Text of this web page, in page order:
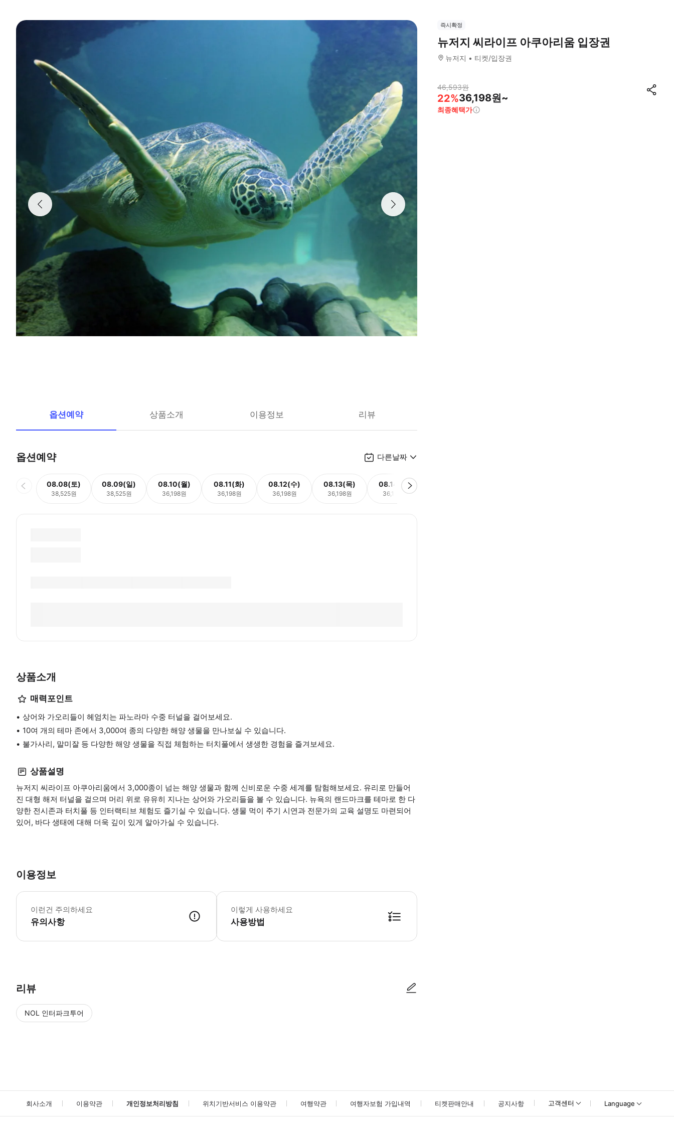
옵션예약 상품소개 이용정보 리뷰
옵션예약 다른날짜
08.08(토)
38,525원
08.09(일)
38,525원
08.10(월)
36,198원
08.11(화)
36,198원
08.12(수)
36,198원
08.13(목)
36,198원
08.14(금)
36,198원
상품소개
매력포인트
상어와 가오리들이 헤엄치는 파노라마 수중 터널을 걸어보세요.
10여 개의 테마 존에서 3,000여 종의 다양한 해양 생물을 만나보실 수 있습니다.
불가사리, 말미잘 등 다양한 해양 생물을 직접 체험하는 터치풀에서 생생한 경험을 즐겨보세요.
상품설명
뉴저지 씨라이프 아쿠아리움에서 3,000종이 넘는 해양 생물과 함께 신비로운 수중 세계를 탐험해보세요. 유리로 만들어
진 대형 해저 터널을 걸으며 머리 위로 유유히 지나는 상어와 가오리들을 볼 수 있습니다. 뉴욕의 랜드마크를 테마로 한 다
양한 전시존과 터치풀 등 인터랙티브 체험도 즐기실 수 있습니다. 생물 먹이 주기 시연과 전문가의 교육 설명도 마련되어
있어, 바다 생태에 대해 더욱 깊이 있게 알아가실 수 있습니다.
이용정보
이런건 주의하세요
유의사항
어린이 규정: - 2세 미만 어린이는 무료 입장 가능합니다. - 16세 미만 어린이는 반드시 18세 이상의 성인과 동반해야 합니다. 필수 안내: - 영유아 및 음식
이렇게 사용하세요
사용방법
리뷰
NOL 인터파크투어
즉시확정
뉴저지 씨라이프 아쿠아리움 입장권
뉴저지 티켓/입장권
46,593원
22%36,198원~
최종혜택가
회사소개 이용약관 개인정보처리방침 위치기반서비스 이용약관 여행약관 여행자보험 가입내역 티켓판매안내 공지사항 고객센터 Language